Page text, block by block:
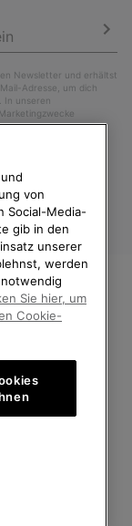
Newsletter und erhältst
Adresse, um dich
In unseren
IHR
von
Social-Media-
gib in den
unserer
werden
Sie hier, um
Cookie-